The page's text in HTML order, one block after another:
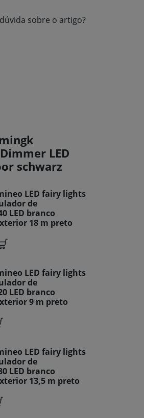
sobre o artigo?
LED
schwarz
LED fairy lights
de
LED branco
18 m preto
LED fairy lights
de
LED branco
9 m preto
LED fairy lights
de
LED branco
13,5 m preto